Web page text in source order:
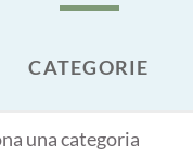
CATEGORIE